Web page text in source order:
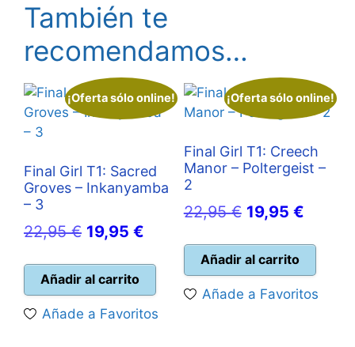
También te
recomendamos…
¡Oferta sólo online!
Final Girl T1: Sacred
Groves – Inkanyamba
– 3
22,95€ El
original
19,95 €
actual
Añadir al carrito
Añade a Favoritos
¡Oferta sólo online!
Final Girl T1: Creech
Manor – Poltergeist –
2
22,95€ El
original
19,95 €El
Añadir al carrito
Añade a Favoritos